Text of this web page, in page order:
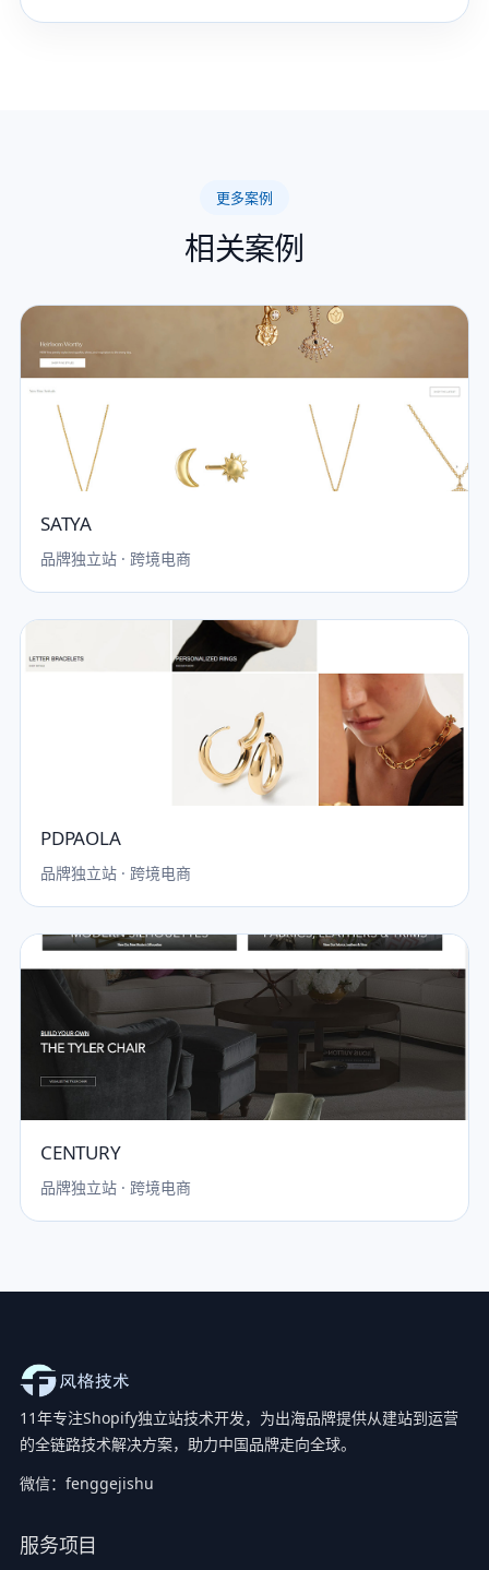
更多案例
相关案例
SATYA
品牌独立站 · 跨境电商
PDPAOLA
品牌独立站 · 跨境电商
CENTURY
品牌独立站 · 跨境电商
11年专注Shopify独立站技术开发，为出海品牌提供从建站到运营
的全链路技术解决方案，助力中国品牌走向全球。
微信：fenggejishu
服务项目